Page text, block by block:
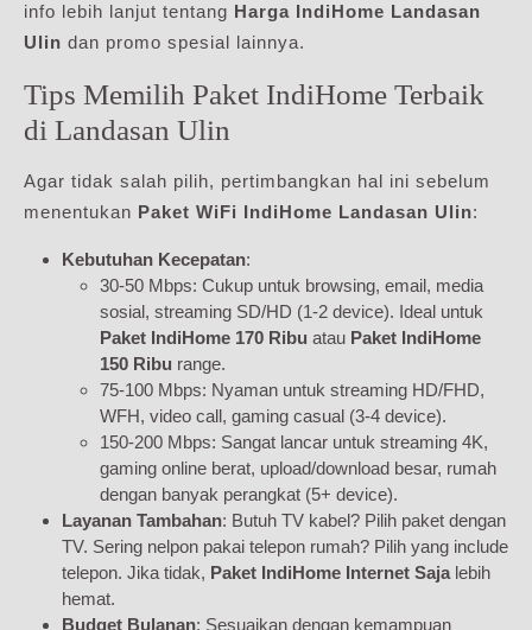
info lebih lanjut tentang Harga IndiHome Landasan
Ulin dan promo spesial lainnya.
Tips Memilih Paket IndiHome Terbaik
di Landasan Ulin
Agar tidak salah pilih, pertimbangkan hal ini sebelum
menentukan Paket WiFi IndiHome Landasan Ulin:
Kebutuhan Kecepatan:
30-50 Mbps: Cukup untuk browsing, email, media
sosial, streaming SD/HD (1-2 device). Ideal untuk
Paket IndiHome 170 Ribu atau Paket IndiHome
150 Ribu range.
75-100 Mbps: Nyaman untuk streaming HD/FHD,
WFH, video call, gaming casual (3-4 device).
150-200 Mbps: Sangat lancar untuk streaming 4K,
gaming online berat, upload/download besar, rumah
dengan banyak perangkat (5+ device).
Layanan Tambahan: Butuh TV kabel? Pilih paket dengan
TV. Sering nelpon pakai telepon rumah? Pilih yang include
telepon. Jika tidak, Paket IndiHome Internet Saja lebih
hemat.
Budget Bulanan: Sesuaikan dengan kemampuan